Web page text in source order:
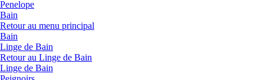
Penelope
Bain
Retour au menu principal
Bain
Linge de Bain
Retour au Linge de Bain
Linge de Bain